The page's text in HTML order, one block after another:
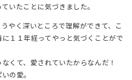
いたことに気づきました。
やく深いところで理解ができて、こ
１１年経ってやっと気づくことがで
くて、愛されていたからなんだ！
の愛。